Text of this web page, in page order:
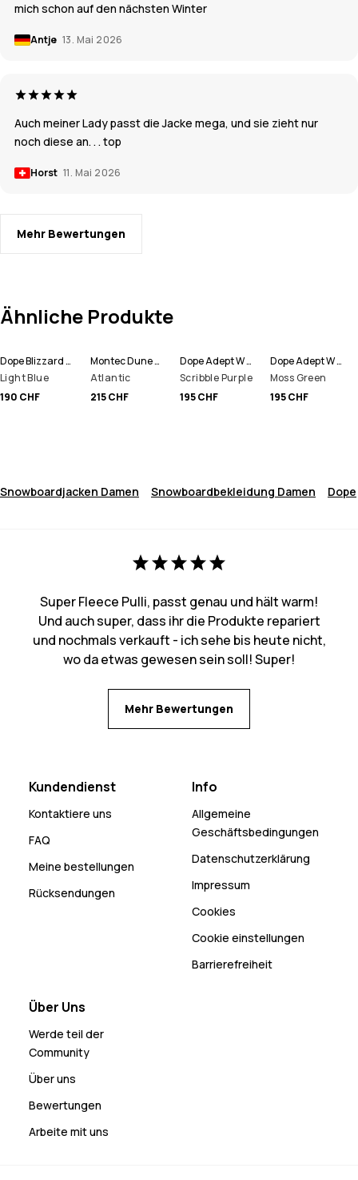
mich schon auf den nächsten Winter
Antje 13. Mai 2026
Auch meiner Lady passt die Jacke mega, und sie zieht nur
noch diese an. . . top
Horst 11. Mai 2026
Mehr Bewertungen
Ähnliche Produkte
Dope Blizzard W Full Zip Snowboardjacke Women
Light Blue
190 CHF
Montec Dune W Snowboardjacke Women
Atlantic
215 CHF
Dope Adept W Snowboardjacke Women
Scribble Purple
195 CHF
Dope Adept W Snowboardjacke Women
Moss Green
195 CHF
Snowboardjacken Damen Snowboardbekleidung Damen Dope
Super Fleece Pulli, passt genau und hält warm!
Und auch super, dass ihr die Produkte repariert
und nochmals verkauft - ich sehe bis heute nicht,
wo da etwas gewesen sein soll! Super!
Mehr Bewertungen
Kundendienst
Kontaktiere uns
FAQ
Meine bestellungen
Rücksendungen
Info
Allgemeine
Geschäftsbedingungen
Datenschutzerklärung
Impressum
Cookies
Cookie einstellungen
Barrierefreiheit
Über Uns
Werde teil der
Community
Über uns
Bewertungen
Arbeite mit uns